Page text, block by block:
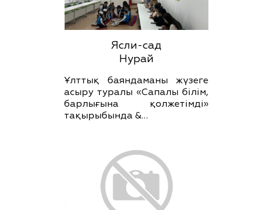
Ясли-сад
Нурай
Ұлттық баяндаманы жүзеге
асыру туралы «Сапалы білім,
барлығына қолжетімді»
тақырыбында &…